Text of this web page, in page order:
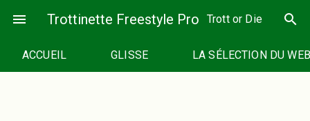
menu Trottinette Freestyle Pro Trott or Die search
ACCUEIL GLISSE LA SÉLECTION DU